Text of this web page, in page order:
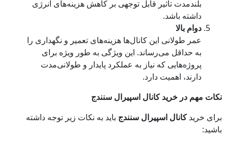
بلندمدت تاثیر قابل توجهی بر کاهش هزینه‌های انرژی
داشته باشد.
دوام بالا
عمر طولانی این کانال‌ها هزینه‌های تعمیر و نگهداری را
به حداقل می‌رساند. این ویژگی به طور ویژه برای
پروژه‌هایی که نیاز به عملکرد پایدار و طولانی‌مدت
دارند، اهمیت دارد.
نکات مهم در خرید کانال اسپیرال سنندج
برای خریدکانال اسپیرال سنندج باید به نکات زیر توجه داشته
باشید: